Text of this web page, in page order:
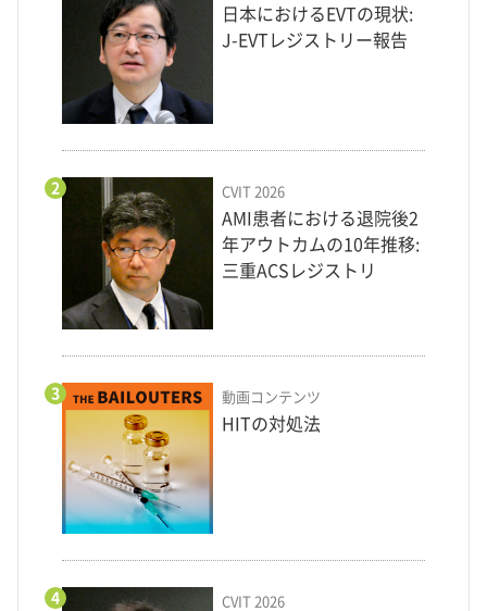
日本におけるEVTの現状:
J-EVTレジストリー報告
2 CVIT 2026
AMI患者における退院後2
年アウトカムの10年推移:
三重ACSレジストリ
3 動画コンテンツ
HITの対処法
4 CVIT 2026